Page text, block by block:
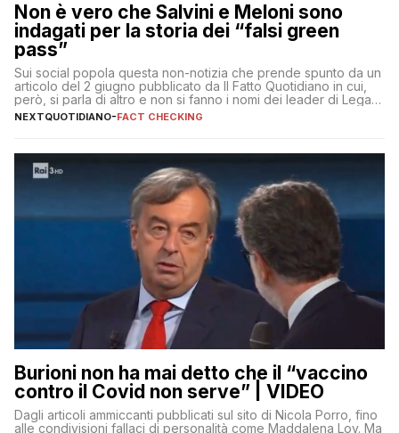
Non è vero che Salvini e Meloni sono
indagati per la storia dei “falsi green
pass”
Sui social popola questa non-notizia che prende spunto da un
articolo del 2 giugno pubblicato da Il Fatto Quotidiano in cui,
però, si parla di altro e non si fanno i nomi dei leader di Lega e
Fratelli d’Italia
NEXTQUOTIDIANO-FACT CHECKING
Burioni non ha mai detto che il “vaccino
contro il Covid non serve” | VIDEO
Dagli articoli ammiccanti pubblicati sul sito di Nicola Porro, fino
alle condivisioni fallaci di personalità come Maddalena Loy. Ma